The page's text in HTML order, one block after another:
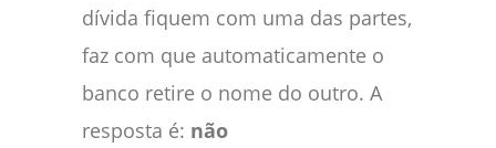
dívida fiquem com uma das partes,
faz com que automaticamente o
banco retire o nome do outro. A
resposta é: não